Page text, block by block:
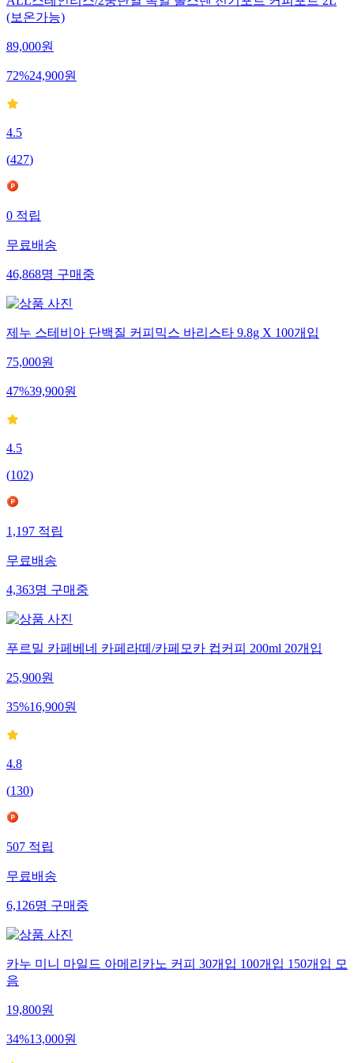
ALL스테인리스/2중단열 독일 올스텐 전기포트 커피포트 2L
(보온가능)
89,000원
72%24,900원
4.5
(427)
0적립
무료배송
46,868명구매중
제누 스테비아 단백질 커피믹스 바리스타 9.8g X 100개입
75,000원
47%39,900원
4.5
(102)
1,197적립
무료배송
4,363명구매중
푸르밀 카페베네 카페라떼/카페모카 컵커피 200ml 20개입
25,900원
35%16,900원
4.8
(130)
507적립
무료배송
6,126명구매중
카누 미니 마일드 아메리카노 커피 30개입 100개입 150개입 모
음
19,800원
34%13,000원